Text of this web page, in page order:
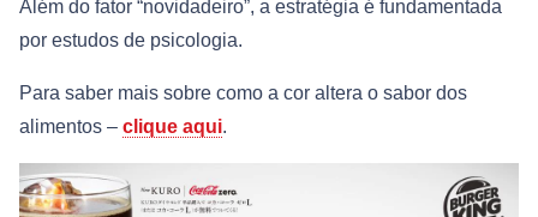
Além do fator “novidadeiro”, a estratégia é fundamentada
por estudos de psicologia.
Para saber mais sobre como a cor altera o sabor dos
alimentos – clique aqui.